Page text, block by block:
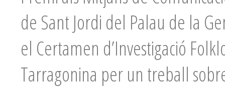
de Sant Jordi del Palau de la
el Certamen d’Investigació
Tarragonina per un treball